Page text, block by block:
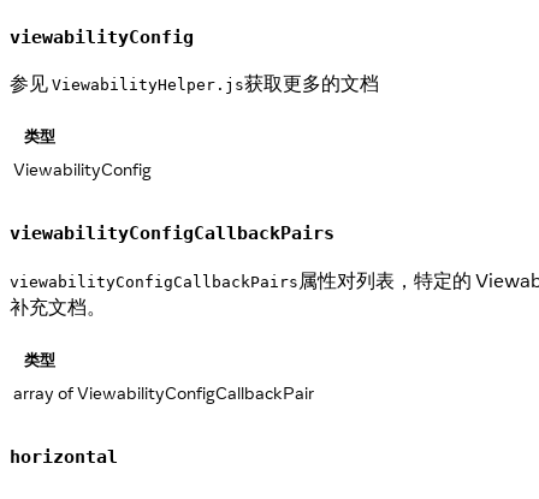
viewabilityConfig
参见 ViewabilityHelper.js获取更多的文档
类型
ViewabilityConfig
viewabilityConfigCallbackPairs
viewabilityConfigCallbackPairs 属性对列表，特定的
补充文档。
类型
array of ViewabilityConfigCallbackPair
horizontal